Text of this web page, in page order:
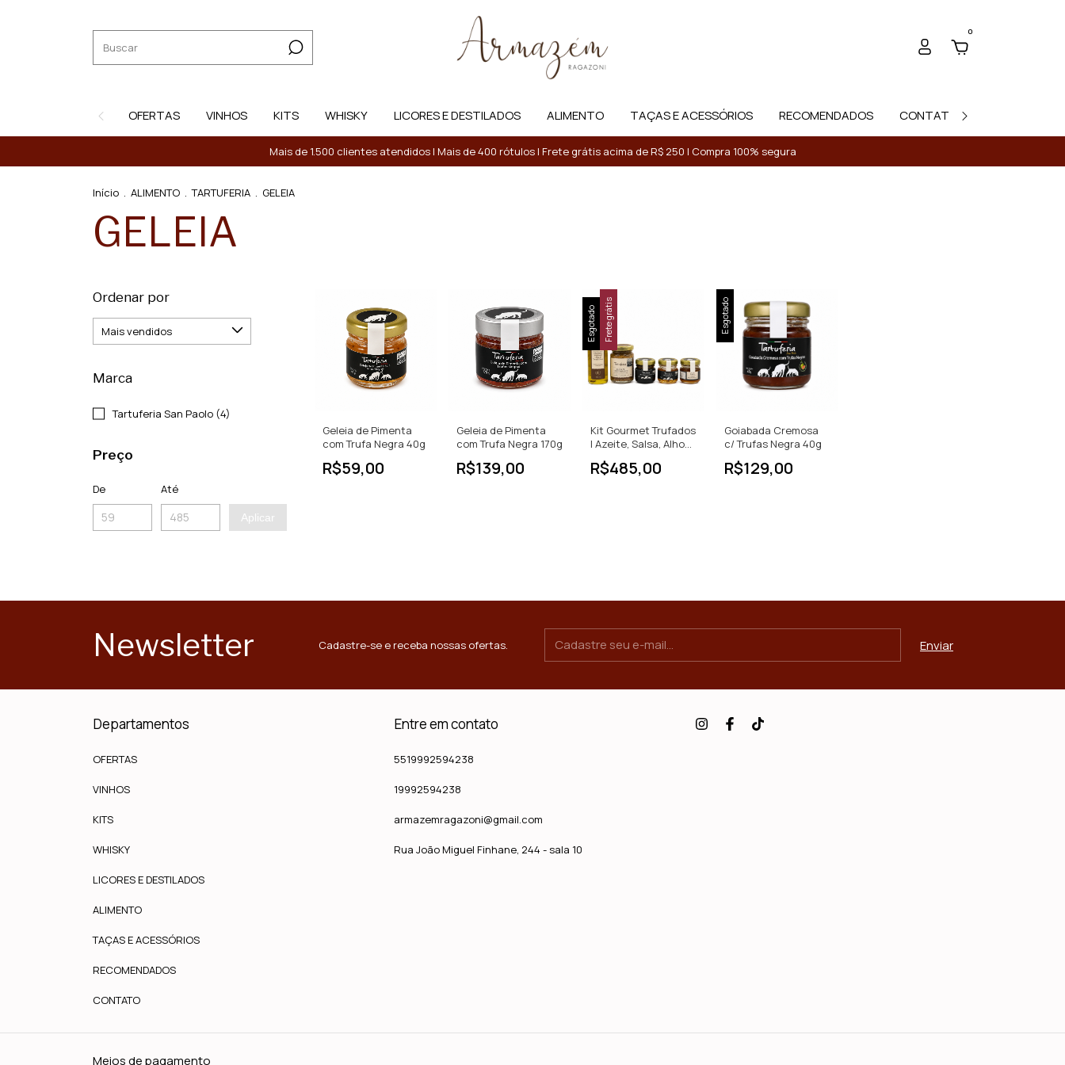
0
OFERTAS VINHOS KITS WHISKY LICORES E DESTILADOS ALIMENTO TAÇAS E ACESSÓRIOS RECOMENDADOS CONTATO
Mais de 1.500 clientes atendidos | Mais de 400 rótulos | Frete grátis acima de R$ 250 | Compra 100% segura
Início . ALIMENTO . TARTUFERIA . GELEIA
GELEIA
Ordenar por
Marca
Tartuferia San Paolo (4)
Preço
De Até
Aplicar
Geleia de Pimenta
com Trufa Negra 40g
R$59,00
Geleia de Pimenta
com Trufa Negra 170g
R$139,00
Esgotado Frete grátis
Kit Gourmet Trufados
| Azeite, Salsa, Alho
Negro, Geleia e Mel
R$485,00
Esgotado
Goiabada Cremosa
c/ Trufas Negra 40g
R$129,00
Newsletter Cadastre-se e receba nossas ofertas.
Departamentos
OFERTAS
VINHOS
KITS
WHISKY
LICORES E DESTILADOS
ALIMENTO
TAÇAS E ACESSÓRIOS
RECOMENDADOS
CONTATO
Entre em contato
5519992594238
19992594238
armazemragazoni@gmail.com
Rua João Miguel Finhane, 244 - sala 10
Meios de pagamento